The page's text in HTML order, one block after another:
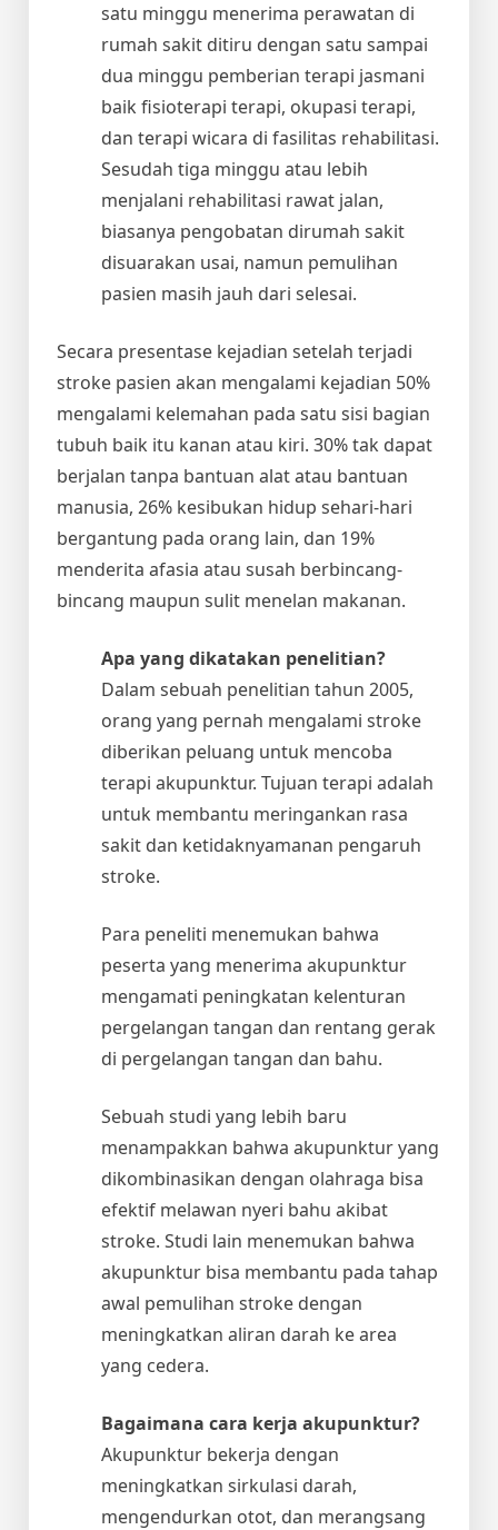
satu minggu menerima perawatan di
rumah sakit ditiru dengan satu sampai
dua minggu pemberian terapi jasmani
baik fisioterapi terapi, okupasi terapi,
dan terapi wicara di fasilitas rehabilitasi.
Sesudah tiga minggu atau lebih
menjalani rehabilitasi rawat jalan,
biasanya pengobatan dirumah sakit
disuarakan usai, namun pemulihan
pasien masih jauh dari selesai.
Secara presentase kejadian setelah terjadi
stroke pasien akan mengalami kejadian 50%
mengalami kelemahan pada satu sisi bagian
tubuh baik itu kanan atau kiri. 30% tak dapat
berjalan tanpa bantuan alat atau bantuan
manusia, 26% kesibukan hidup sehari-hari
bergantung pada orang lain, dan 19%
menderita afasia atau susah berbincang-
bincang maupun sulit menelan makanan.
Apa yang dikatakan penelitian?
Dalam sebuah penelitian tahun 2005,
orang yang pernah mengalami stroke
diberikan peluang untuk mencoba
terapi akupunktur. Tujuan terapi adalah
untuk membantu meringankan rasa
sakit dan ketidaknyamanan pengaruh
stroke.
Para peneliti menemukan bahwa
peserta yang menerima akupunktur
mengamati peningkatan kelenturan
pergelangan tangan dan rentang gerak
di pergelangan tangan dan bahu.
Sebuah studi yang lebih baru
menampakkan bahwa akupunktur yang
dikombinasikan dengan olahraga bisa
efektif melawan nyeri bahu akibat
stroke. Studi lain menemukan bahwa
akupunktur bisa membantu pada tahap
awal pemulihan stroke dengan
meningkatkan aliran darah ke area
yang cedera.
Bagaimana cara kerja akupunktur?
Akupunktur bekerja dengan
meningkatkan sirkulasi darah,
mengendurkan otot, dan merangsang